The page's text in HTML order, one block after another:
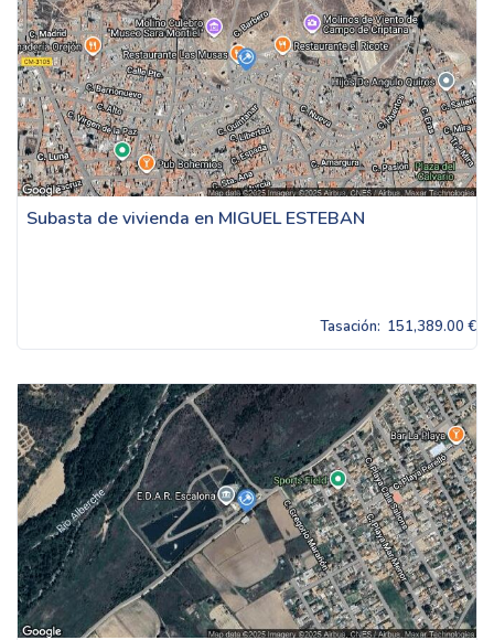
Subasta de vivienda en MIGUEL ESTEBAN
Tasación: 151,389.00 €